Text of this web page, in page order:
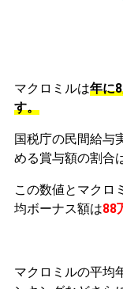
マクロミルは年に
す。
国税庁の民間給与
める賞与額の割合
この数値とマクロ
均ボーナス額は88
マクロミルの平均